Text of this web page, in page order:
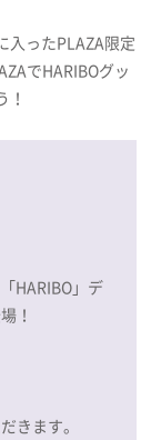
入ったPLAZA限定
でHARIBOグッ
！
HARIBO」デ
！
きます。